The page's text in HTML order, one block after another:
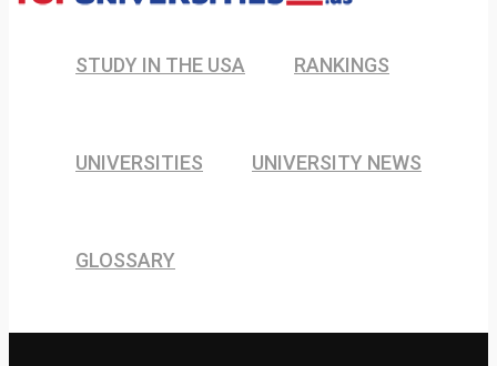
STUDY IN THE USA RANKINGS
UNIVERSITIES UNIVERSITY NEWS
GLOSSARY